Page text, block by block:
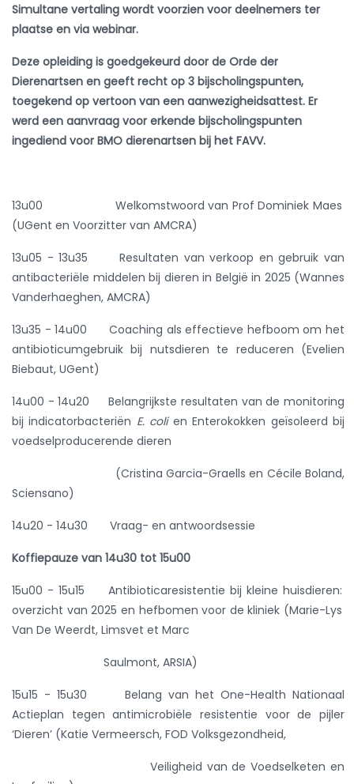
Simultane vertaling wordt voorzien voor deelnemers ter
plaatse en via webinar.
Deze opleiding is goedgekeurd door de Orde der
Dierenartsen en geeft recht op 3 bijscholingspunten,
toegekend op vertoon van een aanwezigheidsattest. Er
werd een aanvraag voor erkende bijscholingspunten
ingediend voor BMO dierenartsen bij het FAVV.
13u00 Welkomstwoord van Prof Dominiek Maes
(UGent en Voorzitter van AMCRA)
13u05 - 13u35 Resultaten van verkoop en gebruik van
antibacteriële middelen bij dieren in België in 2025 (Wannes
Vanderhaeghen, AMCRA)
13u35 - 14u00 Coaching als effectieve hefboom om het
antibioticumgebruik bij nutsdieren te reduceren (Evelien
Biebaut, UGent)
14u00 - 14u20 Belangrijkste resultaten van de monitoring
bij indicatorbacteriën E. colien Enterokokken geïsoleerd bij
voedselproducerende dieren
(Cristina Garcia-Graells en Cécile Boland,
Sciensano)
14u20 - 14u30 Vraag- en antwoordsessie
Koffiepauze van 14u30 tot 15u00
15u00 - 15u15 Antibioticaresistentie bij kleine huisdieren:
overzicht van 2025 en hefbomen voor de kliniek (Marie-Lys
Van De Weerdt, Limsvet et Marc
Saulmont, ARSIA)
15u15 - 15u30 Belang van het One-Health Nationaal
Actieplan tegen antimicrobiële resistentie voor de pijler
‘Dieren’ (Katie Vermeersch, FOD Volksgezondheid,
Veiligheid van de Voedselketen en